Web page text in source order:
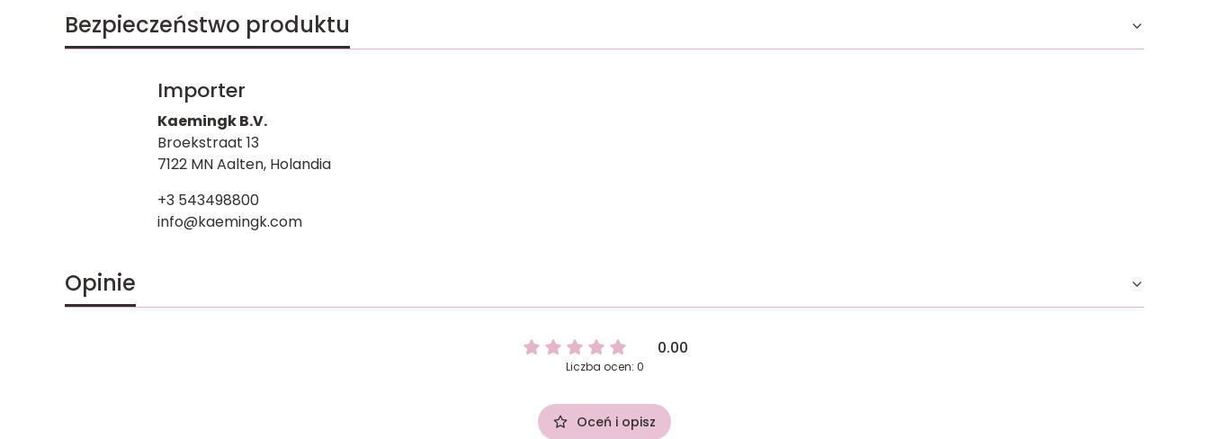
Bezpieczeństwo produktu
Importer
Kaemingk B.V.
Broekstraat 13
7122 MN Aalten, Holandia
+3 543498800
info@kaemingk.com
Opinie
0.00
Liczba ocen: 0
Oceń i opisz